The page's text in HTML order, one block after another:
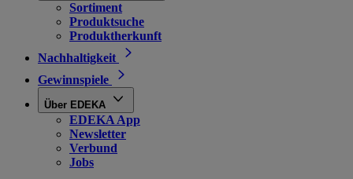
Sortiment
Produktsuche
Produktherkunft
Nachhaltigkeit
Gewinnspiele
Über EDEKA
EDEKA App
Newsletter
Verbund
Jobs